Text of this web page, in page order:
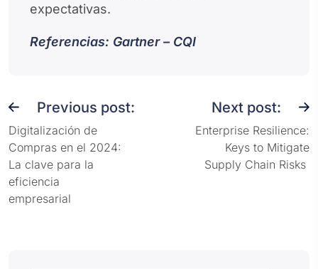
expectativas.
Referencias: Gartner – CQI
Previous post:
Digitalización de
Compras en el 2024:
La clave para la
eficiencia
empresarial
Next post:
Enterprise Resilience:
Keys to Mitigate
Supply Chain Risks